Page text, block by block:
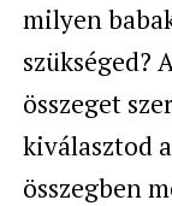
milyen
szükséged?
összeget
kiválasztod
összegben